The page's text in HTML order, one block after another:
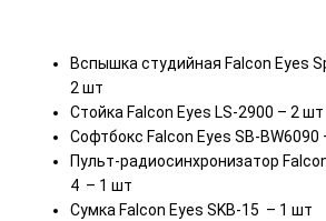
Вспышка студийная Falcon Eyes
2 шт
Стойка Falcon Eyes LS-2900 – 2 шт
Софтбокс Falcon Eyes SB-BW6090
Пульт-радиосинхронизатор
4 – 1 шт
Сумка Falcon Eyes SKB-15 – 1 шт